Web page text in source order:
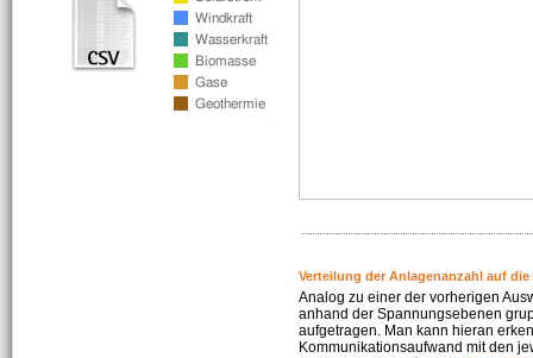
Verteilung der Anlagenanzahl auf die
Analog zu einer der vorherigen
anhand der Spannungsebenen
aufgetragen. Man kann hieran
Kommunikationsaufwand mit den